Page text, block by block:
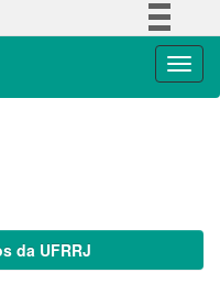
da UFRRJ